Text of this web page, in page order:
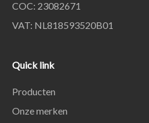
COC: 23082671
VAT: NL818593520B01
Quick link
Producten
Onze merken